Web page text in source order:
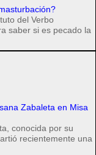
del Verbo
saber si es pecado la
Zabaleta en Misa
conocida por su
recientemente una